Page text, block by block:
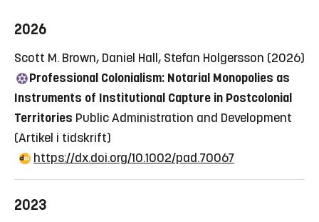
2026
Scott M. Brown, Daniel Hall, Stefan Holgersson (2026)
Professional Colonialism: Notarial Monopolies as
Instruments of Institutional Capture in Postcolonial
Territories Public Administration and Development
(Artikel i tidskrift)
https://dx.doi.org/10.1002/pad.70067
2023